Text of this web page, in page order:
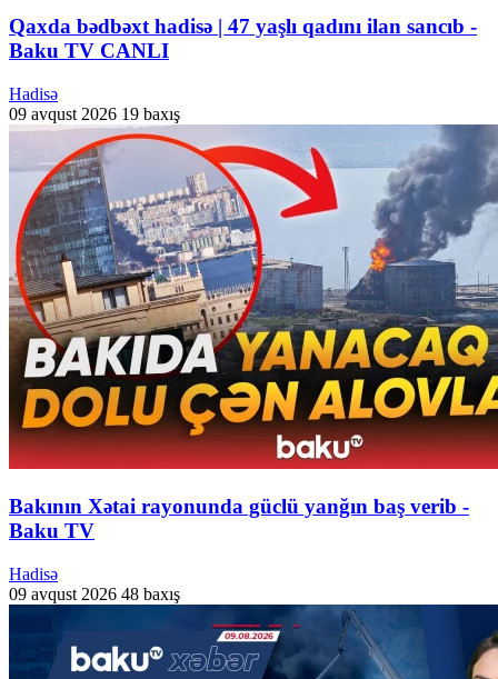
Qaxda bədbəxt hadisə | 47 yaşlı qadını ilan sancıb -
Baku TV CANLI
Hadisə
09 avqust 2026 19 baxış
Bakının Xətai rayonunda güclü yanğın baş verib -
Baku TV
Hadisə
09 avqust 2026 48 baxış